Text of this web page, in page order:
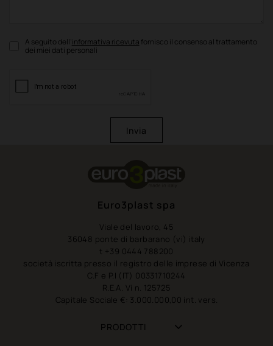
A seguito dell’informativa ricevuta fornisco il consenso al trattamento
dei miei dati personali
Invia
Euro3plast spa
Viale del lavoro, 45
36048 ponte di barbarano (vi) italy
t +39 0444 788200
società iscritta presso il registro delle imprese di Vicenza
C.F e P.I (IT) 00331710244
R.E.A. Vi n. 125725
Capitale Sociale €: 3.000.000,00 int. vers.
PRODOTTI